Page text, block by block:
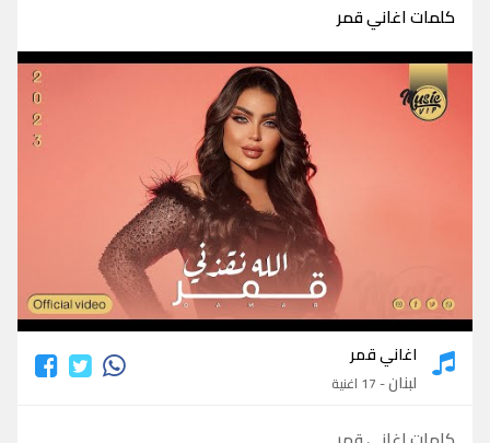
كلمات اغاني قمر
كلمات اغاني قمر
اغاني قمر
لبنان- 17 اغنية